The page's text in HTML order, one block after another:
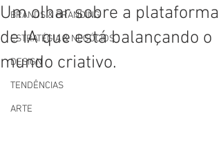
BRANDS & BRANDING
ESTRATÉGIA & NEGÓCIOS
DESIGN
TENDÊNCIAS
ARTE
Um olhar sobre a plataforma
de IA que está balançando o
mundo criativo.